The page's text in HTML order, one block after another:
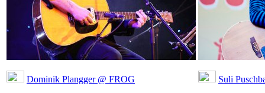
Dominik Plangger @ FROG Suli